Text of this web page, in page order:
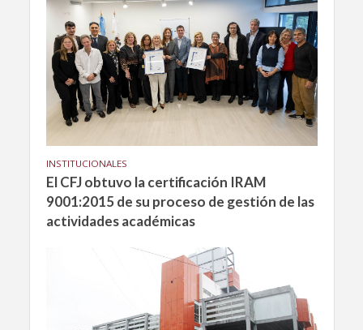
INSTITUCIONALES
El CFJ obtuvo la certificación IRAM
9001:2015 de su proceso de gestión de las
actividades académicas